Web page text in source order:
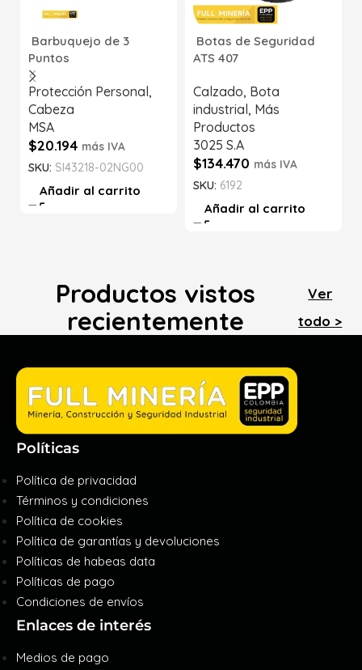
Barbuquejo de 3
Puntos
Protección Personal,
Cabeza
MSA
$20.194 más IVA
SKU: SI43218-02NG00
Añadir al carrito
Botas de Seguridad
ATS 407
Calzado, Bota
industrial, Más
Productos
3025 S.A
$134.470 más IVA
SKU: 6192
Añadir al carrito
Productos vistos
recientemente
Ver
todo >
Políticas
Política de privacidad
Términos y condiciones
Política de cookies
Política de garantías y devoluciones
Políticas de habeas data
Políticas de pago
Condiciones de envíos
Enlaces de interés
Medios de pago